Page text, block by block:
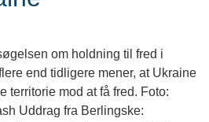
om holdning til fred i
end tidligere mener, at Ukraine
territorie mod at få fred. Foto:
Uddrag fra Berlingske: